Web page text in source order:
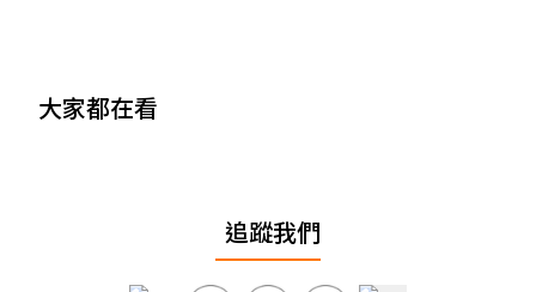
大家都在看
追蹤我們